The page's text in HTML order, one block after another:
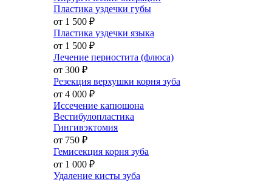
Пластика уздечки губы
от 1 500 ₽
Пластика уздечки языка
от 1 500 ₽
Лечение периостита (флюса)
от 300 ₽
Резекция верхушки корня зуба
от 4 000 ₽
Иссечение капюшона
Вестибулопластика
Гингивэктомия
от 750 ₽
Гемисекция корня зуба
от 1 000 ₽
Удаление кисты зуба